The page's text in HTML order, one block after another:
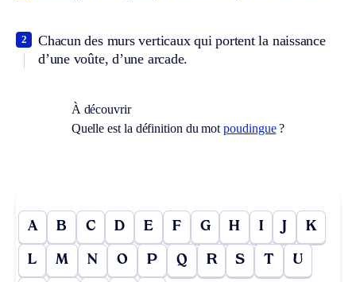
Chacun des murs verticaux qui portent la naissance
d’une voûte, d’une arcade.
2
À découvrir
Quelle est la définition du motpoudingue?
A B C D E F G H I J K
L M N O P Q R S T U